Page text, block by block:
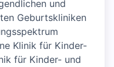
und
Geburtskliniken
Klinik für Kinder-
für Kinder- und